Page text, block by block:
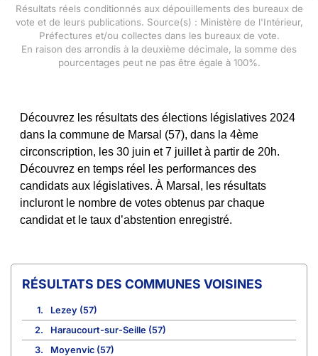
Résultats réels conditionnés aux dépouillements des bureaux de
vote et de leurs publications. Source(s) : Ministère de l'Intérieur,
Préfectures et/ou collectes dans les bureaux de vote.
En raison des arrondis à la deuxième décimale, la somme des
pourcentages peut ne pas être égale à 100%.
Découvrez les résultats des élections législatives 2024
dans la commune de Marsal (57), dans la 4ème
circonscription, les 30 juin et 7 juillet à partir de 20h.
Découvrez en temps réel les performances des
candidats aux législatives. À Marsal, les résultats
incluront le nombre de votes obtenus par chaque
candidat et le taux d’abstention enregistré.
COMMUNES VOISINES
1.
Lezey (57)
2.
Haraucourt-sur-Seille (57)
3.
Moyenvic (57)